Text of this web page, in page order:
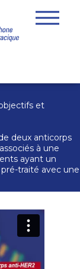
et
deux anticorps
à une
ayant un
traité avec une